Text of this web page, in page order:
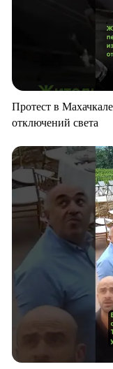
Протест в
отключений света